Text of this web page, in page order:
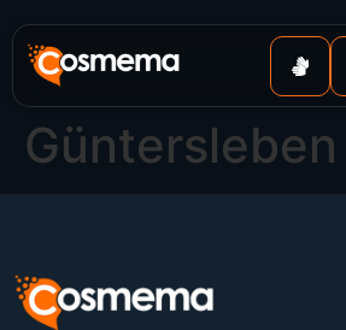
springen
Güntersleben